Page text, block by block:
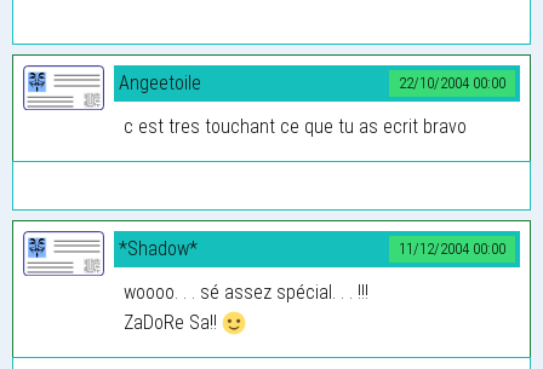
22/10/2004 00:00
Angeetoile
c est tres touchant ce que tu as ecrit bravo
11/12/2004 00:00
*Shadow*
woooo. . . sé assez spécial. . . !!!
ZaDoRe Sa!!